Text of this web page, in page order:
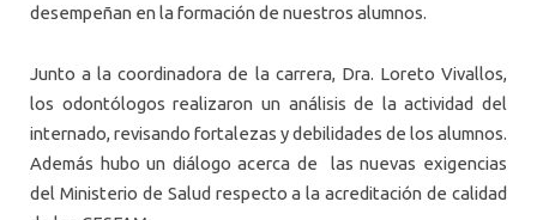
desempeñan en la formación de nuestros alumnos.
Junto a la coordinadora de la carrera, Dra. Loreto Vivallos,
los odontólogos realizaron un análisis de la actividad del
internado, revisando fortalezas y debilidades de los alumnos.
Además hubo un diálogo acerca de las nuevas exigencias
del Ministerio de Salud respecto a la acreditación de calidad